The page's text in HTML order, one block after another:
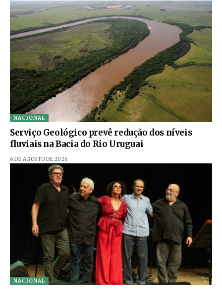
NACIONAL
Serviço Geológico prevê redução dos níveis
fluviais na Bacia do Rio Uruguai
6 DE AGOSTO DE 2026
NACIONAL